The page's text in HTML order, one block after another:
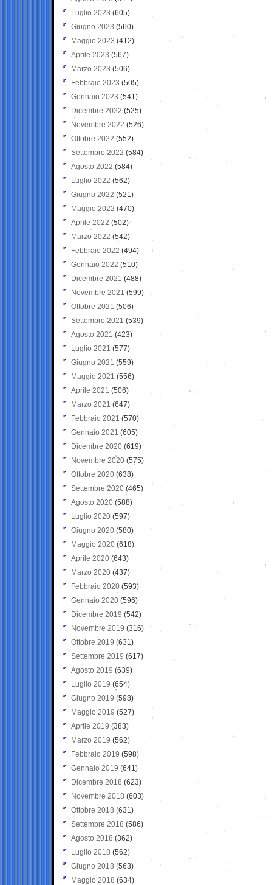
Luglio 2023 (605)
Giugno 2023 (560)
Maggio 2023 (412)
Aprile 2023 (567)
Marzo 2023 (506)
Febbraio 2023 (505)
Gennaio 2023 (541)
Dicembre 2022 (525)
Novembre 2022 (526)
Ottobre 2022 (552)
Settembre 2022 (584)
Agosto 2022 (584)
Luglio 2022 (562)
Giugno 2022 (521)
Maggio 2022 (470)
Aprile 2022 (502)
Marzo 2022 (542)
Febbraio 2022 (494)
Gennaio 2022 (510)
Dicembre 2021 (488)
Novembre 2021 (599)
Ottobre 2021 (506)
Settembre 2021 (539)
Agosto 2021 (423)
Luglio 2021 (577)
Giugno 2021(559)
Maggio 2021 (556)
Aprile 2021 (506)
Marzo 2021 (647)
Febbraio 2021 (570)
Gennaio 2021 (605)
Dicembre 2020 (619)
Novembre 2020 (575)
Ottobre 2020 (638)
Settembre 2020(465)
Agosto 2020 (588)
Luglio 2020 (597)
Giugno 2020 (580)
Maggio 2020 (618)
Aprile 2020 (643)
Marzo 2020 (437)
Febbraio 2020 (593)
Gennaio 2020 (596)
Dicembre 2019 (542)
Novembre 2019 (316)
Ottobre 2019 (631)
Settembre 2019 (617)
Agosto 2019 (639)
Luglio 2019 (654)
Giugno 2019 (598)
Maggio 2019 (527)
Aprile 2019 (383)
Marzo 2019 (562)
Febbraio 2019 (598)
Gennaio 2019 (641)
Dicembre 2018 (623)
Novembre 2018 (603)
Ottobre 2018 (631)
Settembre 2018 (586)
Agosto 2018 (362)
Luglio 2018 (562)
Giugno 2018 (563)
Maggio 2018 (634)